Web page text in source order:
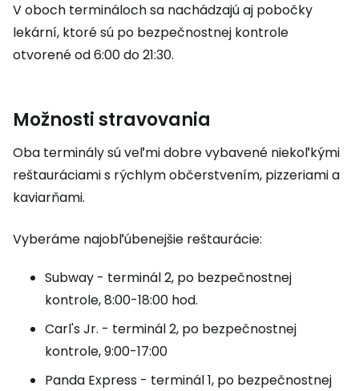
V oboch termináloch sa nachádzajú aj pobočky
lekární, ktoré sú po bezpečnostnej kontrole
otvorené od 6:00 do 21:30.
Možnosti stravovania
Oba terminály sú veľmi dobre vybavené niekoľkými
reštauráciami s rýchlym občerstvením, pizzeriami a
kaviarňami.
Vyberáme najobľúbenejšie reštaurácie:
Subway - terminál 2, po bezpečnostnej
kontrole, 8:00-18:00 hod.
Carl's Jr. - terminál 2, po bezpečnostnej
kontrole, 9:00-17:00
Panda Express - terminál 1, po bezpečnostnej